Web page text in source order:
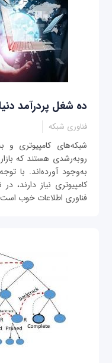
ده شغل پردرآمد
فناوری شبکه
شبکه‌های کامپیوتری و
روبه‌رشدی هستند که
به‌وجود آورده‌اند. با
کامپیوتری نیاز دارند،
فناوری اطلاعات خوب است.